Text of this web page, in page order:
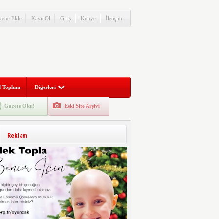
Ekle Kayıt Ol Giriş Künye İletişim
Toplum Diğerleri
Gazete Oku! Eski Site Arşivi
Reklam